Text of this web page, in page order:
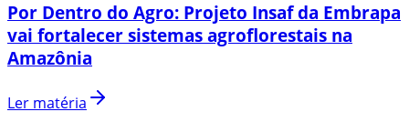
Por Dentro do Agro: Projeto Insaf da Embrapa
vai fortalecer sistemas agroflorestais na
Amazônia
Ler matéria